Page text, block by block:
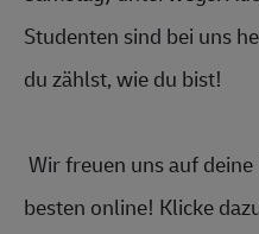
Studenten sind bei uns
du zählst, wie du bist!
besten online! Klicke